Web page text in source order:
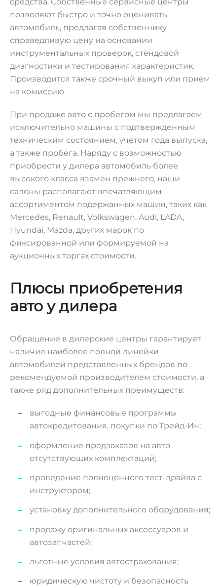
позволяют быстро и точно оценивать
автомобиль, предлагая собственнику
справедливую цену на основании
инструментальных проверок, стендовой
диагностики и тестирования характеристик.
Производится также срочный выкуп или прием
на комиссию.
При продаже авто с пробегом мы предлагаем
исключительно машины с подтвержденным
техническим состоянием, учетом года выпуска,
а также пробега. Наряду с возможностью
приобрести у дилера автомобиль более
высокого класса взамен прежнего, наши
салоны располагают впечатляющим
ассортиментом подержанных машин, таких как
Mercedes, Renault, Volkswagen, Audi, LADA,
Hyundai, Mazda, других марок по
фиксированной или формируемой на
аукционных торгах стоимости.
Плюсы приобретения
авто у дилера
Обращение в дилерские центры гарантирует
наличие наиболее полной линейки
автомобилей представленных брендов по
рекомендуемой производителем стоимости, а
также ряд дополнительных преимуществ:
выгодные финансовые программы
автокредитования, покупки по Трейд-Ин;
оформление предзаказов на авто
отсутствующих комплектаций;
проведение полноценного тест-драйва с
инструктором;
установку дополнительного оборудования;
продажу оригинальных аксессуаров и
автозапчастей;
льготные условия автострахования;
юридическую чистоту и безопасность